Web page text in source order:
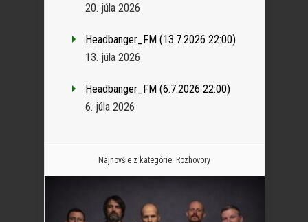
20. júla 2026
Headbanger_FM (13.7.2026 22:00)
13. júla 2026
Headbanger_FM (6.7.2026 22:00)
6. júla 2026
Najnovšie z kategórie: Rozhovory